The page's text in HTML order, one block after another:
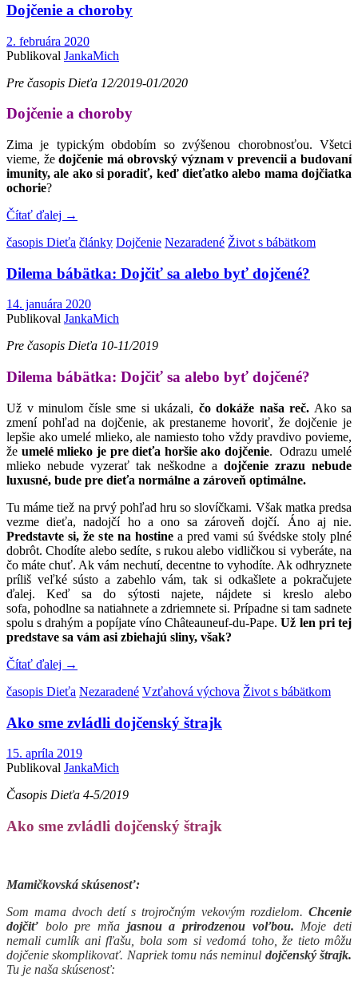
Dojčenie a choroby
2. februára 2020
Publikoval JankaMich
Pre časopis Dieťa 12/2019-01/2020
Dojčenie a choroby
Zima je typickým obdobím so zvýšenou chorobnosťou. Všetci
vieme, žedojčenie má obrovský význam v prevencii a budovaní
imunity, ale ako si poradiť, keď dieťatko alebo mama dojčiatka
ochorie?
Čítať ďalej →
časopis Dieťa články Dojčenie Nezaradené Život s bábätkom
Dilema bábätka: Dojčiť sa alebo byť dojčené?
14. januára 2020
Publikoval JankaMich
Pre časopis Dieťa 10-11/2019
Dilema bábätka: Dojčiť sa alebo byť dojčené?
Už v minulom čísle sme si ukázali, čo dokáže naša reč. Ako sa
zmení pohľad na dojčenie, ak prestaneme hovoriť, že dojčenie je
lepšie ako umelé mlieko, ale namiesto toho vždy pravdivo povieme,
že umelé mlieko je pre dieťa horšie ako dojčenie. Odrazu umelé
mlieko nebude vyzerať tak neškodne a dojčenie zrazu nebude
luxusné, bude pre dieťa normálne a zároveň optimálne.
Tu máme tiež na prvý pohľad hru so slovíčkami. Však matka predsa
vezme dieťa, nadojčí ho a ono sa zároveň dojčí. Áno aj nie.
Predstavte si, že ste na hostinea pred vami sú švédske stoly plné
dobrôt. Chodíte alebo sedíte, s rukou alebo vidličkou si vyberáte, na
čo máte chuť. Ak vám nechutí, decentne to vyhodíte. Ak odhryznete
príliš veľké sústo a zabehlo vám, tak si odkašlete a pokračujete
ďalej. Keď sa do sýtosti najete, nájdete si kreslo alebo
sofa, pohodlne sa natiahnete a zdriemnete si. Prípadne si tam sadnete
spolu s drahým a popíjate víno Châteauneuf-du-Pape.Už len pri tej
predstave sa vám asi zbiehajú sliny, však?
Čítať ďalej →
časopis Dieťa Nezaradené Vzťahová výchova Život s bábätkom
Ako sme zvládli dojčenský štrajk
15. apríla 2019
Publikoval JankaMich
Časopis Dieťa 4-5/2019
Ako sme zvládli dojčenský štrajk
Mamičkovská skúsenosť:
Som mama dvoch detí s trojročným vekovým rozdielom. Chcenie
dojčiť bolo pre mňa jasnou a prirodzenou voľbou. Moje deti
nemali cumlík ani fľašu, bola som si vedomá toho, že tieto môžu
dojčenie skomplikovať. Napriek tomu nás neminul dojčenský štrajk.
Tu je naša skúsenosť: